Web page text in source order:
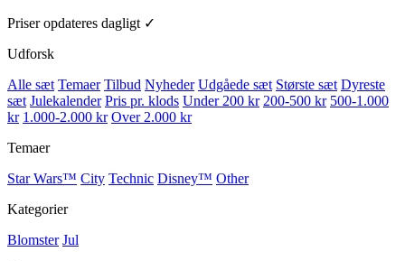
Priser opdateres dagligt ✓
Udforsk
Alle sæt Temaer Tilbud Nyheder Udgåede sæt Største sæt Dyreste
sæt Julekalender Pris pr. klods Under 200 kr 200-500 kr 500-1.000
kr 1.000-2.000 kr Over 2.000 kr
Temaer
Star Wars™ City Technic Disney™ Other
Kategorier
Blomster Jul